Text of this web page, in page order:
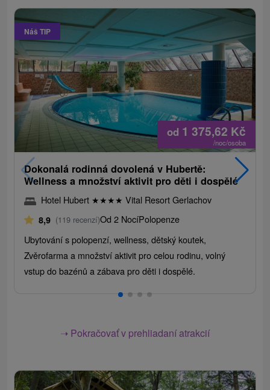
Náš TIP
od 1 375,62 Kč
/noc/osoba
Dokonalá rodinná dovolená v Hubertě:
Wellness a množství aktivit pro děti i dospělé
Hotel Hubert ★★★★ Vital Resort Gerlachov
8,9 (119 recenzí)Od 2 NocíPolopenze
Ubytování s polopenzí, wellness, dětský koutek,
Zvěrofarma a množství aktivit pro celou rodinu, volný
vstup do bazénů a zábava pro děti i dospělé.
➝ Pokračovať v prehliadaní atrakcií